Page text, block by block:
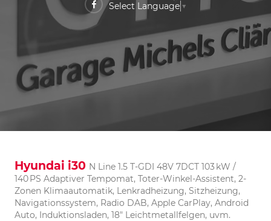
Select Language ▼
Hyundai i30 N Line 1.5 T-GDI 48V 7DCT 103 kW /
140 PS Adaptiver Tempomat, Toter-Winkel-Assistent, 2-
Zonen Klimaautomatik, Lenkradheizung, Sitzheizung,
Navigationssystem, Radio DAB, Apple CarPlay, Android
Auto, Induktionsladen, 18" Leichtmetallfelgen, uvm.